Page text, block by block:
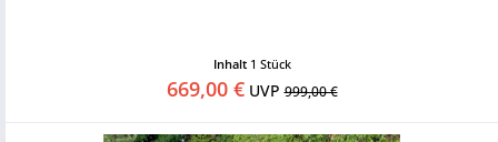
Inhalt 1 Stück
669,00 €UVP999,00 €